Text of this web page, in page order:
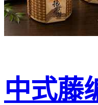
中式藤